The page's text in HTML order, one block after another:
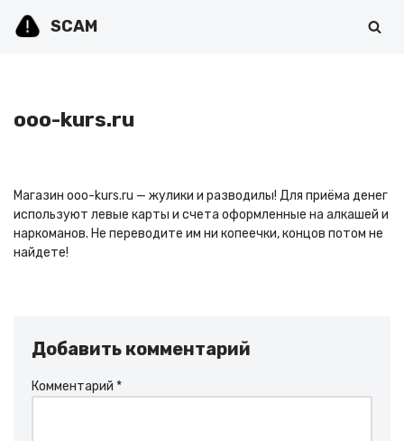
SCAM
ooo-kurs.ru
Магазин ooo-kurs.ru — жулики и разводилы! Для приёма денег
используют левые карты и счета оформленные на алкашей и
наркоманов. Не переводите им ни копеечки, концов потом не
найдете!
Добавить комментарий
Комментарий *